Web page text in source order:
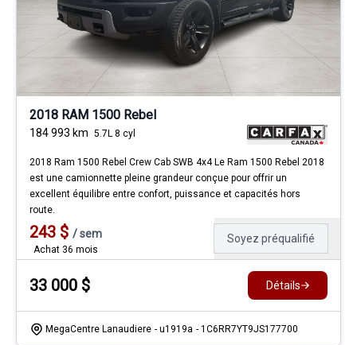
2018 RAM 1500 Rebel
184 993 km 5.7L 8 cyl
2018 Ram 1500 Rebel Crew Cab SWB 4x4 Le Ram 1500 Rebel 2018
est une camionnette pleine grandeur conçue pour offrir un
excellent équilibre entre confort, puissance et capacités hors
route.
243 $ /sem
Achat 36 mois
Soyez préqualifié
33 000 $ Détails
MegaCentre Lanaudiere - u1919a - 1C6RR7YT9JS177700